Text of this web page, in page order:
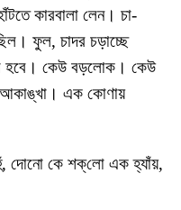
কারবালা লেন। চা-
ফুল, চাদর চড়াচ্ছে
হবে। কেউ বড়লোক। কেউ
আকাঙ্খা। এক কোণায়
দোনো কে শক্‌লো এক হ্যাঁয়,